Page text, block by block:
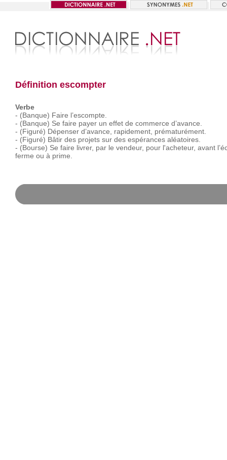
Définition escompter
Verbe
- (Banque) Faire l’escompte.
- (Banque) Se faire payer un effet de commerce d’avance.
- (Figuré) Dépenser d’avance, rapidement, prématurément.
- (Figuré) Bâtir des projets sur des espérances aléatoires.
- (Bourse) Se faire livrer, par le vendeur, pour l'acheteur, avant
ferme ou à prime.